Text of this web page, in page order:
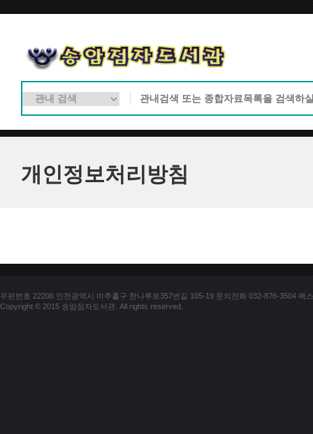
개인정보처리방침
우편번호 22206 인천광역시 미추홀구 한나루로357번길 105-19 문의전화 032-876-3504 팩
Copyright © 2015 송암점자도서관. All rights reserved.